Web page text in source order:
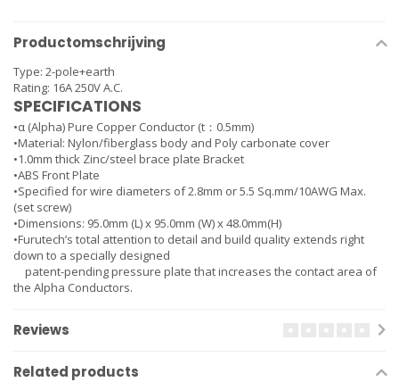
Productomschrijving
Type: 2-pole+earth
Rating: 16A 250V A.C.
SPECIFICATIONS
•α (Alpha) Pure Copper Conductor (t：0.5mm)
•Material: Nylon/fiberglass body and Poly carbonate cover
•1.0mm thick Zinc/steel brace plate Bracket
•ABS Front Plate
•Specified for wire diameters of 2.8mm or 5.5 Sq.mm/10AWG Max.
(set screw)
•Dimensions: 95.0mm (L) x 95.0mm (W) x 48.0mm(H)
•Furutech’s total attention to detail and build quality extends right
down to a specially designed
patent-pending pressure plate that increases the contact area of
the Alpha Conductors.
Reviews
Related products